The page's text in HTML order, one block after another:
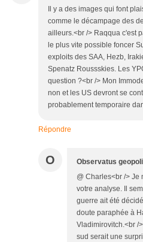
Il y a des images qui font
comme le décampage des
ailleurs.<br /> Raqqua c'est
le plus vite possible foncer
exploits des SAA, Hezb,
Spenatz Roussskies. Les
question ?<br /> Mon
non et les US devront se
probablement temporaire
Répondre
O Observatus
@ Charles<br /> Je
votre analyse. Il
guerre ait été
doute paraphée à
Vladimirovitch.<br /
sud serait une